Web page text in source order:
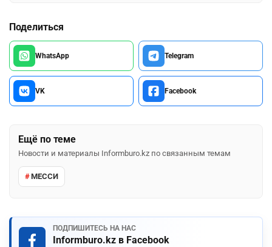
Поделиться
WhatsApp Telegram
VK Facebook
Ещё по теме
Новости и материалы Informburo.kz по связанным темам
МЕССИ
ПОДПИШИТЕСЬ НА НАС
Informburo.kz в Facebook